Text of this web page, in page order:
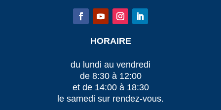
HORAIRE
du lundi au vendredi
de 8:30 à 12:00
et de 14:00 à 18:30
le samedi sur rendez-vous.